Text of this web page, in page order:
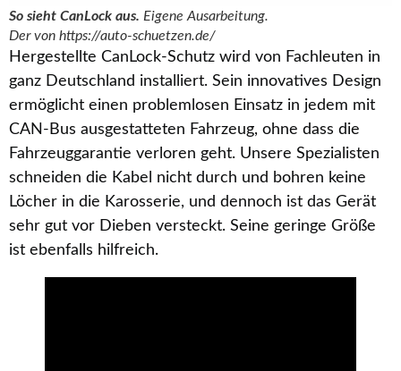
So sieht CanLock aus. Eigene Ausarbeitung.
Der von https://auto-schuetzen.de/
Hergestellte CanLock-Schutz wird von Fachleuten in
ganz Deutschland installiert. Sein innovatives Design
ermöglicht einen problemlosen Einsatz in jedem mit
CAN-Bus ausgestatteten Fahrzeug, ohne dass die
Fahrzeuggarantie verloren geht. Unsere Spezialisten
schneiden die Kabel nicht durch und bohren keine
Löcher in die Karosserie, und dennoch ist das Gerät
sehr gut vor Dieben versteckt. Seine geringe Größe
ist ebenfalls hilfreich.